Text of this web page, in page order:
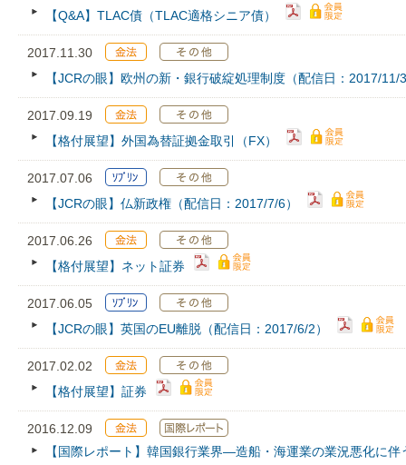
【Q&A】TLAC債（TLAC適格シニア債）
2017.11.30
【JCRの眼】欧州の新・銀行破綻処理制度（配信日：2017/11/
2017.09.19
【格付展望】外国為替証拠金取引（FX）
2017.07.06
【JCRの眼】仏新政権（配信日：2017/7/6）
2017.06.26
【格付展望】ネット証券
2017.06.05
【JCRの眼】英国のEU離脱（配信日：2017/6/2）
2017.02.02
【格付展望】証券
2016.12.09
【国際レポート】韓国銀行業界―造船・海運業の業況悪化に